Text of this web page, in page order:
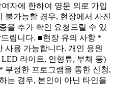
자에 한하여 영문 외로 가입
불가능할 경우, 현장에서 사진
을 추가 확인 요청드릴 수 있
립니다. ■현장 유의 사항 *
사용 가능합니다. 개인 응원
라이트, 인형류, 부채 등)
부정한 프로그램을 통한 신청,
는 경우, 본인이 아닌 타인을